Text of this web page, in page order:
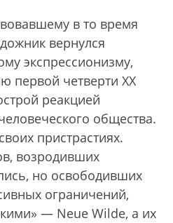
в то время
вернулся
экспрессионизму,
первой четверти XX
реакцией
общества.
пристрастиях.
возродивших
но освободивших
ограничений,
— Neue Wilde, а их